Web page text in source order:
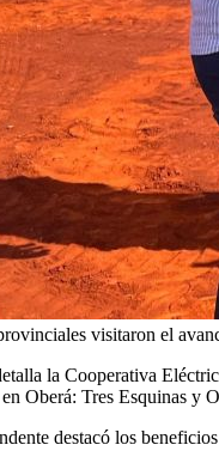
visitaron el
la Cooperativa
Oberá: Tres Esquinas y
destacó los